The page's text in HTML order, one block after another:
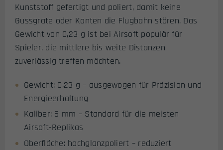
Kunststoff gefertigt und poliert, damit keine
Gussgrate oder Kanten die Flugbahn stören. Das
Gewicht von 0,23 g ist bei Airsoft populär für
Spieler, die mittlere bis weite Distanzen
zuverlässig treffen möchten.
Gewicht: 0,23 g – ausgewogen für Präzision und
Energieerhaltung
Kaliber: 6 mm – Standard für die meisten
Airsoft-Replikas
Oberfläche: hochglanzpoliert – reduziert